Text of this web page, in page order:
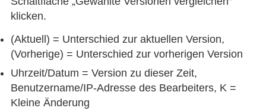
klicken.
(Aktuell) = Unterschied zur aktuellen Version,
(Vorherige) = Unterschied zur vorherigen Version
Uhrzeit/Datum = Version zu dieser Zeit,
Benutzername/IP-Adresse des Bearbeiters, K =
Kleine Änderung